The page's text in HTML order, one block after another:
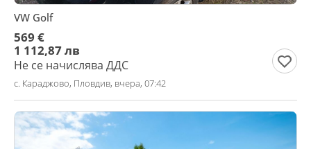
VW Golf
569 €
1 112,87 лв
Не се начислява ДДС
с. Караджово, Пловдив, вчера, 07:42